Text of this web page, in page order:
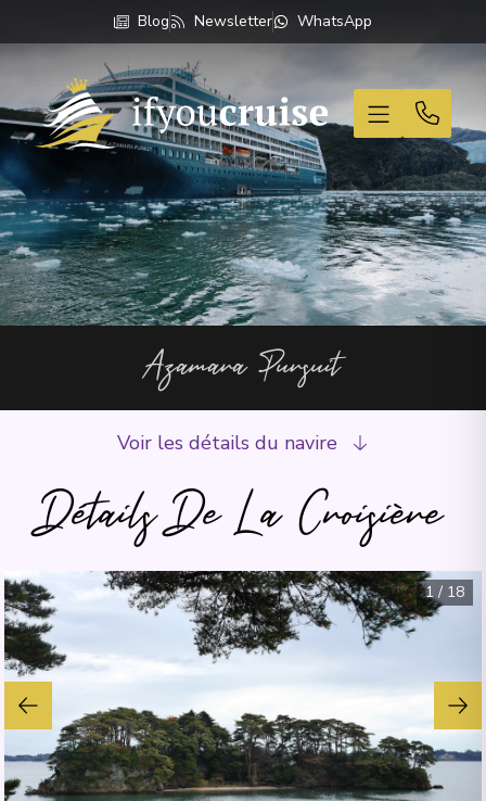
Blog Newsletter WhatsApp
If You Cruise
Azamara Pursuit
Détails De La Croisière
Voir les détails du navire
1 / 18